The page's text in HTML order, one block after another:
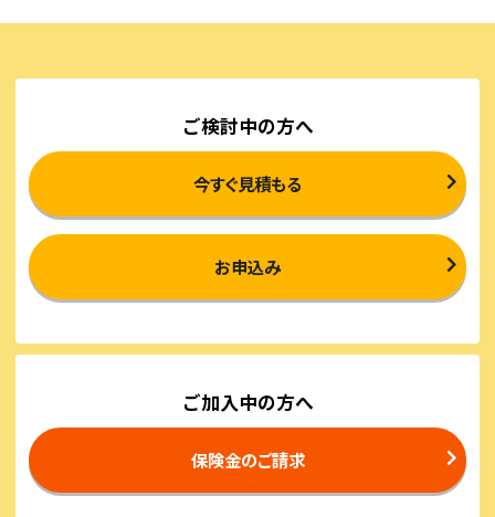
ご検討中の方へ
今すぐ見積もる
お申込み
ご加入中の方へ
保険金のご請求